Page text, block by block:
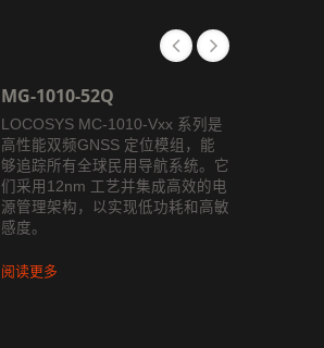
MG-1010-52Q
LOCOSYS MC-1010-Vxx 系列是
高性能双频GNSS 定位模组，能
够追踪所有全球民用导航系统。它
们采用12nm 工艺并集成高效的电
源管理架构，以实现低功耗和高敏
感度。
阅读更多